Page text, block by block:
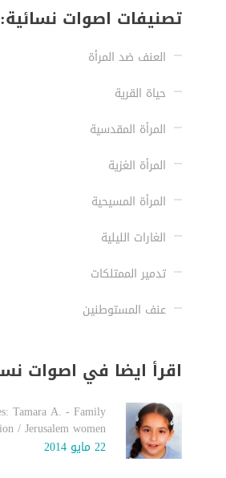
تصنيفات اصوات نسائية:
العنف ضد المرأة
حياة القرية
المرأة المقدسية
المرأة الغزية
المرأة المسيحية
الغارات الليلية
تدمير الممتلكات
عنف المستوطنين
اقرأ ايضا في اصوات
Tamara A. - Family
/ Jerusalem women
22 مايو 2014